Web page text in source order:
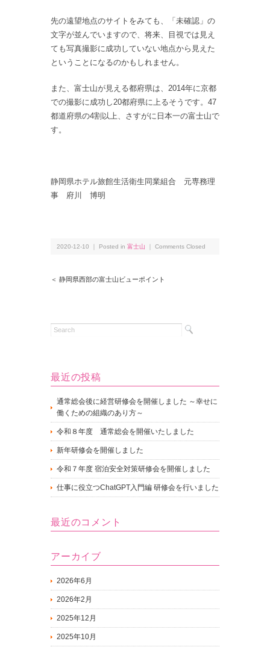
先の遠望地点のサイトをみても、「未確認」の
文字が並んでいますので、将来、目視では見え
ても写真撮影に成功していない地点から見えた
ということになるのかもしれません。
また、富士山が見える都府県は、2014年に京都
での撮影に成功し20都府県に上るそうです。47
都道府県の4割以上、さすがに日本一の富士山で
す。
静岡県ホテル旅館生活衛生同業組合 元専務理
事 府川 博明
2020-12-10 ｜ Posted in 富士山 Comments Closed
＜ 静岡県西部の富士山ビューポイント
最近の投稿
通常総会後に経営研修会を開催しました ～幸せに
働くための組織のあり方～
令和８年度 通常総会を開催いたしました
新年研修会を開催しました
令和７年度 宿泊安全対策研修会を開催しました
仕事に役立つChatGPT入門編 研修会を行いました
最近のコメント
アーカイブ
2026年6月
2026年2月
2025年12月
2025年10月